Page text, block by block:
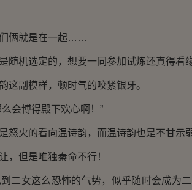
俩就是在一起……
机选定的，想要一同参加试炼还真得看缘
副模样，顿时气的咬紧银牙。
会博得殿下欢心啊！”
火的看向温诗韵，而温诗韵也是不甘示弱
但是唯独秦命不行！
女这么恐怖的气势，似乎随时会成为二